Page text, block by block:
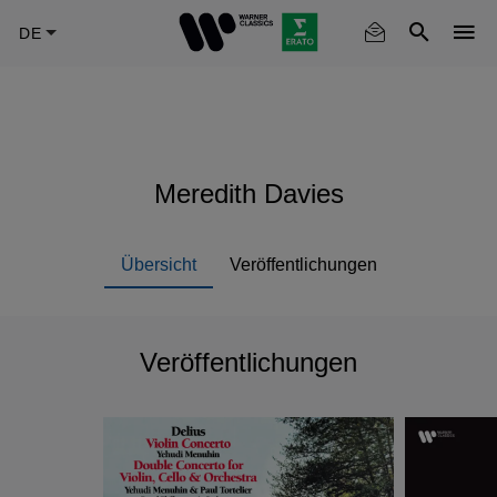
Meredith Davies
Übersicht Veröffentlichungen
Veröffentlichungen